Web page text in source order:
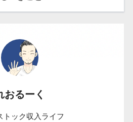
おるーく
トック収入ライフ